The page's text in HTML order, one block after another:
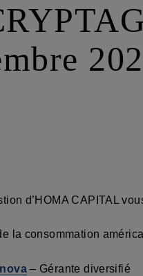
d’HOMA CAPITAL
la consommation
– Gérante diversifié